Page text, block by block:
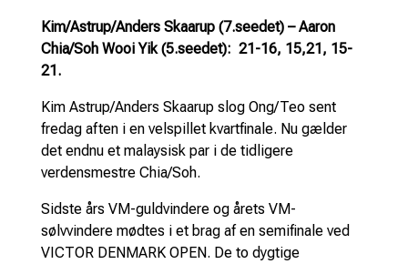
Kim/Astrup/Anders Skaarup (7.seedet) – Aaron
Chia/Soh Wooi Yik (5.seedet): 21-16, 15,21, 15-
21.
Kim Astrup/Anders Skaarup slog Ong/Teo sent
fredag aften i en velspillet kvartfinale. Nu gælder
det endnu et malaysisk par i de tidligere
verdensmestre Chia/Soh.
Sidste års VM-guldvindere og årets VM-
sølvvindere mødtes i et brag af en semifinale ved
VICTOR DENMARK OPEN. De to dygtige